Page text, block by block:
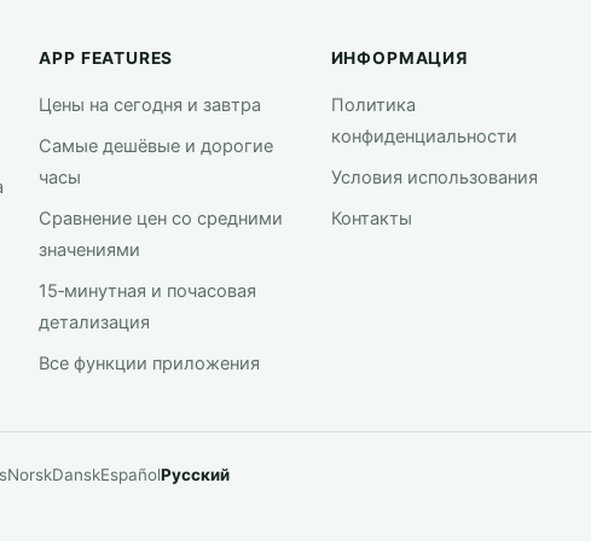
APP FEATURES
Цены на сегодня и завтра
Самые дешёвые и дорогие
часы
Сравнение цен со средними
значениями
15‑минутная и почасовая
детализация
Все функции приложения
ИНФОРМАЦИЯ
Политика
конфиденциальности
Условия использования
Контакты
NorskDanskEspañolРусский